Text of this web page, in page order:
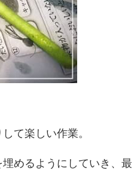
て楽しい作業。
めるようにしていき、最